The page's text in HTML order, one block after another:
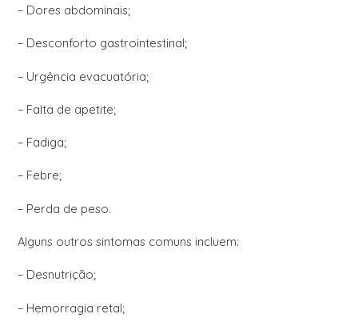
– Dores abdominais;
– Desconforto gastrointestinal;
– Urgência evacuatória;
– Falta de apetite;
– Fadiga;
– Febre;
– Perda de peso.
Alguns outros sintomas comuns incluem:
– Desnutrição;
– Hemorragia retal;